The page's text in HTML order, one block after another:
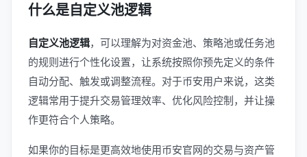
什么是自定义池逻辑
自定义池逻辑，可以理解为对资金池、策略池或任务池
的规则进行个性化设置，让系统按照你预先定义的条件
自动分配、触发或调整流程。对于币安用户来说，这类
逻辑常用于提升交易管理效率、优化风险控制，并让操
作更符合个人策略。
如果你的目标是更高效地使用币安官网的交易与资产管